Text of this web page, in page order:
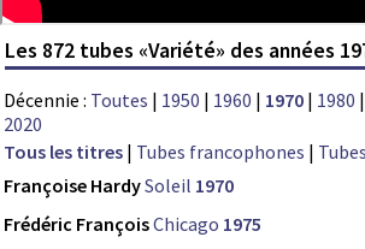
Les 872 tubes «Variété» des années
Décennie : Toutes | 1950 | 1960 | 1970 | 1980 |
2020
Tous les titres | Tubes francophones |
Françoise HardySoleil 1970
Frédéric FrançoisChicago 1975